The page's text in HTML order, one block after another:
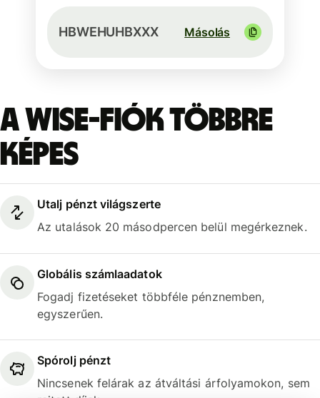
HBWEHUHBXXX Másolás
A Wise-fiók többre
képes
Utalj pénzt világszerte
Az utalások 20 másodpercen belül megérkeznek.
Globális számlaadatok
Fogadj fizetéseket többféle pénznemben,
egyszerűen.
Spórolj pénzt
Nincsenek felárak az átváltási árfolyamokon, sem